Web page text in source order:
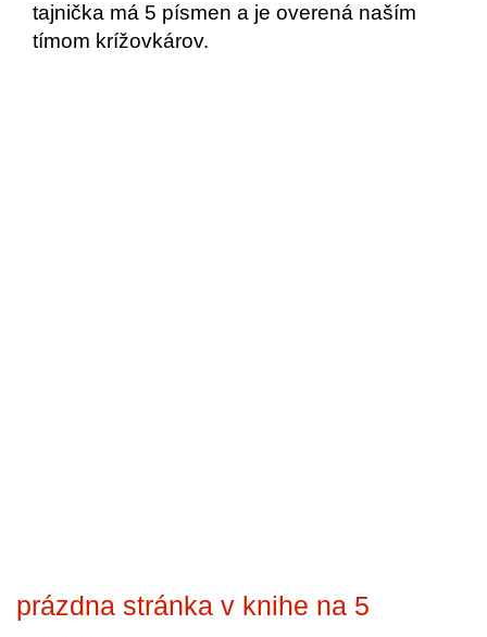
tajnička má 5 písmen a je overená naším
tímom krížovkárov.
prázdna stránka v knihe na 5